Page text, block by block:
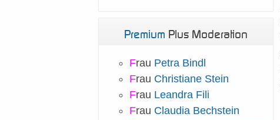
Premium Plus Moderation
Frau Petra Bindl
Frau Christiane Stein
Frau Leandra Fili
Frau Claudia Bechstein